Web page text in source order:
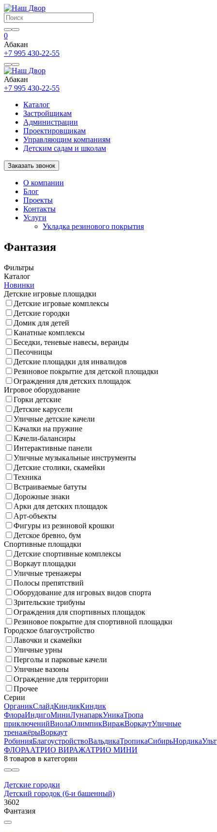
0
Абакан
+7 995 430-22-55
Абакан
+7 995 430-22-55
Каталог
Застройщикам
Администрации
Проектировщикам
Управляющим компаниям
Детским садам и школам
Заказать звонок
О компании
Блог
Проекты
Контакты
Услуги
Укладка резинового покрытия
Фантазия
Фильтры
Каталог
Новинки
Детские игровые площадки
Детские игровые комплексы
Детские городки
Домик для детей
Канатные комплексы
Беседки, теневые навесы, веранды
Песочницы
Детские площадки для инвалидов
Резиновое покрытие для детской площадки
Ограждения для детских площадок
Игровое оборудование
Горки детские
Детские карусели
Уличные детские качели
Качалки на пружине
Качели-балансиры
Интерактивные панели
Уличные музыкальные инструменты
Детские столики, скамейки
Техника
Встраиваемые батуты
Дорожные знаки
Арки для детских площадок
Арт-объекты
Фигуры из резиновой крошки
Детское бревно, бум
Спортивные площадки
Детские спортивные комплексы
Воркаут площадки
Уличные тренажеры
Полосы препятствий
Оборудование для игровых видов спорта
Зрительские трибуны
Ограждения для спортивных площадок
Резиновое покрытие для спортивной площадки
Городское благоустройство
Лавочки и скамейки
Уличные урны
Перголы и парковые качели
Уличные вазоны
Ограждение для территории
Прочее
Серии
ОрганикСлайдКиндикКиндик
ФлораИндигоМиниЛунапаркУникаТропа
приключенийВиолаОлимпикВиражВоркаутУличные
тренажёрыВоркаут
РобинияБлагоустройствоВальдикаТропикаСибирьНордика
ФЛОРААТРИО ВИРАЖАТРИО МИНИ
8 товаров в категории
Детские городки
Детский городок (6-и башенный)
3602
Фантазия